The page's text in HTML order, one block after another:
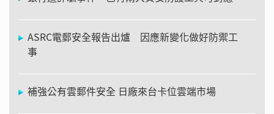
ASRC電郵安全報告出爐 因應新變化做好防禦工
事
補強公有雲郵件安全 日廠來台卡位雲端市場